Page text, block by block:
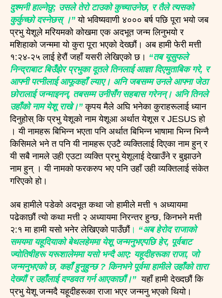
दुश्मनी हाल्नेछु; उसले तेरो टाउको कुच्याउनेछ, र तैले त्यसको
कुर्कुच्छो दस्नेछस् ।”यो भविष्यवाणी ४००० बर्ष पछि पूरा भयो जब
प्रभु येशूले मरियमको कोखमा एक अदभूत जन्म लिनुभयो र
मशिहाको जन्ममा यो कुरा पूरा भएको देख्छौं। अब हामी फेरी मत्ती
१:२४-२५ लाई हेरौं जहाँ यसरी लेखिएको छ। “तब यूसुफले
निन्द्राबाट बिउँझेर प्रभुका दूतले तिनलाई आज्ञा दिएमुताबिक गरे, र
आफ्नी पत्नीलाई आफूकहाँ ल्याए। अनि जबसम्म उनले आफ्ना जेठा
छोरालाई जन्माइनन्, तबसम्म उनीसँग सहबास गरेनन्। अनि तिनले
उहाँको नाम येशू राखे।” कृपय मैले अघि भनेका कुराहरूलाई ध्यान
दिनुहोस् कि प्रभु येशूको नाम येशूआ अर्थात येशूस र JESUS हो
। यी नामहरू बिभिन्न भएता पनि अर्थात बिभिन्न भाषामा भिन्न भिन्नै
किसिमले भने त पनि यी नामहरू एउटै व्यक्तिलाई दिएका नाम हुन् र
यी सबै नामले उही एउटा व्यक्ति प्रभु येशूलाई देखाउँने र बुझाउने
नाम हुन् । यी नामको फरकरुप भए पनि उहाँ उही व्यक्तिलाई संकेत
गरिएको हो।
अब हामीले पडेको अदभूत कथा जो हामीले मत्ती १ अध्यायमा
पढेकाछौं त्यो कथा मत्ती २ अध्यायमा निरन्तर हुन्छ, किनभने मत्ती
२:१ मा हामी यसो भनेर लेखिएको पाउँछौं। “अब हेरोद राजाको
समयमा यहूदियाको बेथलहेममा येशू जन्मनुभएपछि हेर, पूर्वबाट
ज्योतिषीहरू यरूशालेममा यसो भन्दै आए: यहूदीहरूका राजा, जो
जन्मनुभएको छ, कहाँ हुनुहुन्छ ? किनभने पूर्वमा हामीले उहाँको तारा
देख्यौं र उहाँलाई दण्डवत गर्न आएकाछौं।” यहाँ हामी देख्दछौं कि
प्रभु येशू जन्मदै यहूदीहरूका राजा भएर जन्मनु भएको थियो।